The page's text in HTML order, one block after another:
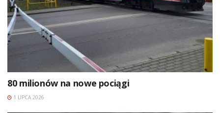
80 milionów na nowe pociągi
1 LIPCA 2026